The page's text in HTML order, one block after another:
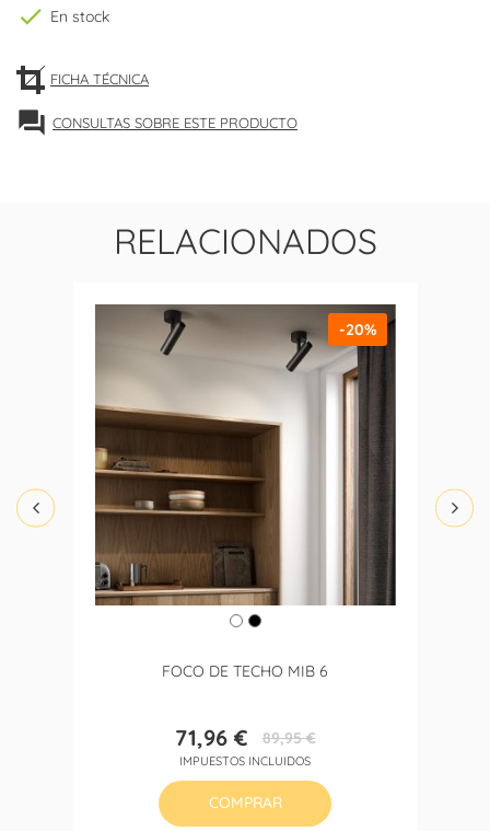
check En stock
FICHA TÉCNICA
forum CONSULTAS SOBRE ESTE PRODUCTO
RELACIONADOS
FOCO DE TECHO MIB 6
Precio
71,96 €Precio
base
89,95 €
IMPUESTOS INCLUIDOS
-20%
COMPRAR